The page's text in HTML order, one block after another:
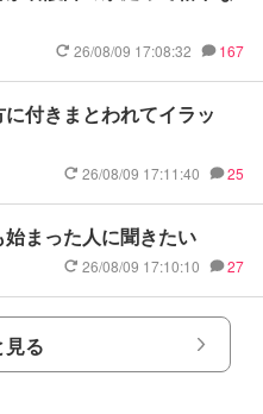
26/08/09 17:08:32 167
付きまとわれてイラッ
26/08/09 17:11:40 25
まった人に聞きたい
26/08/09 17:10:10 27
見る